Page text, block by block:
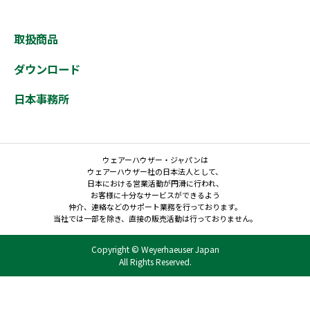
取扱商品
ダウンロード
日本事務所
ウェアーハウザー・ジャパンは
ウェアーハウザー社の日本法人として、
日本における営業活動が円滑に行われ、
お客様に十分なサービスができるよう
仲介、連絡などのサポート業務を行っております。
当社では一部を除き、直接の販売活動は行っておりません。
Copyright © Weyerhaeuser Japan
All Rights Reserved.